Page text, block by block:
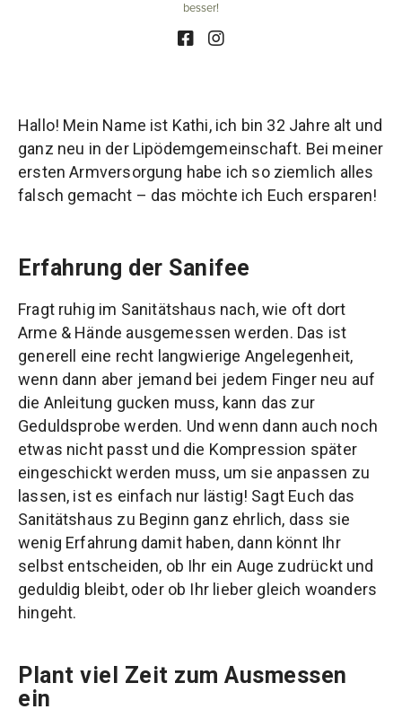
besser!
Hallo! Mein Name ist Kathi, ich bin 32 Jahre alt und
ganz neu in der Lipödemgemeinschaft. Bei meiner
ersten Armversorgung habe ich so ziemlich alles
falsch gemacht – das möchte ich Euch ersparen!
Erfahrung der Sanifee
Fragt ruhig im Sanitätshaus nach, wie oft dort
Arme & Hände ausgemessen werden. Das ist
generell eine recht langwierige Angelegenheit,
wenn dann aber jemand bei jedem Finger neu auf
die Anleitung gucken muss, kann das zur
Geduldsprobe werden. Und wenn dann auch noch
etwas nicht passt und die Kompression später
eingeschickt werden muss, um sie anpassen zu
lassen, ist es einfach nur lästig! Sagt Euch das
Sanitätshaus zu Beginn ganz ehrlich, dass sie
wenig Erfahrung damit haben, dann könnt Ihr
selbst entscheiden, ob Ihr ein Auge zudrückt und
geduldig bleibt, oder ob Ihr lieber gleich woanders
hingeht.
Plant viel Zeit zum Ausmessen
ein